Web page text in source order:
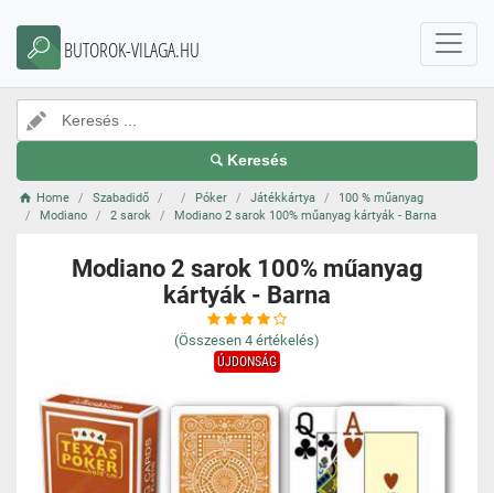
BUTOROK-VILAGA.HU
Keresés
Home Szabadidő Póker Játékkártya
100 % műanyag
Modiano
2 sarok Modiano 2 sarok 100% műanyag kártyák - Barna
Modiano 2 sarok 100% műanyag
kártyák - Barna
(Összesen 4 értékelés)
ÚJDONSÁG